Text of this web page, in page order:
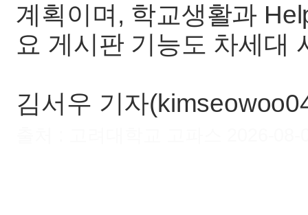
계획이며, 학교생활과
요 게시판 기능도 차세대
김서우 기자